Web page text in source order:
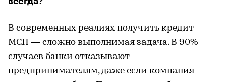
В современных реалиях получить кредит
МСП — сложно выполнимая задача. В 90%
случаев банки отказывают
предпринимателям, даже если компания